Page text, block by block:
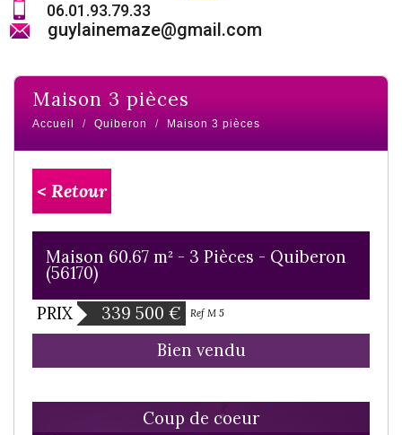
06.01.93.79.33
guylainemaze@gmail.com
maison 3 pièces
Accueil Quiberon Maison 3 pièces
< Retour
Maison 60.67 m² - 3 Pièces - Quiberon
(56170)
PRIX
339 500 € Ref M 5
Bien vendu
Coup de coeur